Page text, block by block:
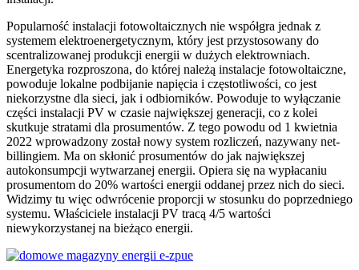
Popularność instalacji fotowoltaicznych nie współgra jednak z
systemem elektroenergetycznym, który jest przystosowany do
scentralizowanej produkcji energii w dużych elektrowniach.
Energetyka rozproszona, do której należą instalacje fotowoltaiczne,
powoduje lokalne podbijanie napięcia i częstotliwości, co jest
niekorzystne dla sieci, jak i odbiorników. Powoduje to wyłączanie
części instalacji PV w czasie największej generacji, co z kolei
skutkuje stratami dla prosumentów. Z tego powodu od 1 kwietnia
2022 wprowadzony został nowy system rozliczeń, nazywany net-
billingiem. Ma on skłonić prosumentów do jak największej
autokonsumpcji wytwarzanej energii. Opiera się na wypłacaniu
prosumentom do 20% wartości energii oddanej przez nich do sieci.
Widzimy tu więc odwrócenie proporcji w stosunku do poprzedniego
systemu. Właściciele instalacji PV tracą 4/5 wartości
niewykorzystanej na bieżąco energii.